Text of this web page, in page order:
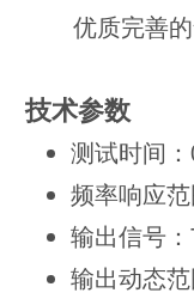
优质完善的
技术参数
测试时间：
频率响应范
输出信号
输出动态范